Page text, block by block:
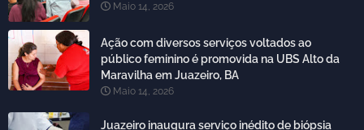
Maio 14, 2026
Ação com diversos serviços voltados ao
público feminino é promovida na UBS Alto da
Maravilha em Juazeiro, BA
Maio 14, 2026
Juazeiro inaugura serviço inédito de biópsia